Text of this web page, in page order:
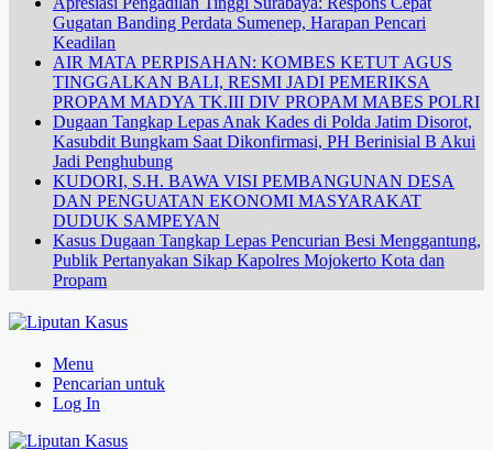
Gugatan Banding Perdata Sumenep, Harapan Pencari
Keadilan
AIR MATA PERPISAHAN: KOMBES KETUT AGUS
TINGGALKAN BALI, RESMI JADI PEMERIKSA
PROPAM MADYA TK.III DIV PROPAM MABES POLRI
Dugaan Tangkap Lepas Anak Kades di Polda Jatim Disorot,
Kasubdit Bungkam Saat Dikonfirmasi, PH Berinisial B Akui
Jadi Penghubung
KUDORI, S.H. BAWA VISI PEMBANGUNAN DESA
DAN PENGUATAN EKONOMI MASYARAKAT
DUDUK SAMPEYAN
Kasus Dugaan Tangkap Lepas Pencurian Besi Menggantung,
Publik Pertanyakan Sikap Kapolres Mojokerto Kota dan
Propam
Menu
Pencarian untuk
Log In